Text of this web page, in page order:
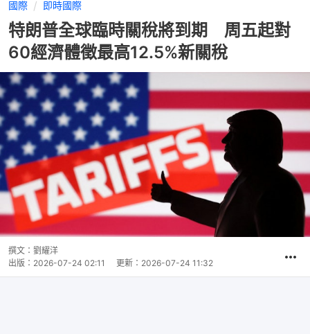
國際 即時國際
特朗普全球臨時關稅將到期 周五起對
60經濟體徵最高12.5%新關稅
撰文： 劉耀洋
出版： 2026-07-24 02:11 更新： 2026-07-24 11:32